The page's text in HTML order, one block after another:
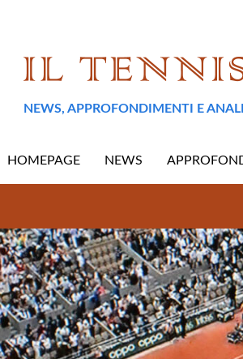
NEWS, APPROFONDIMENTI E
HOMEPAGE NEWS